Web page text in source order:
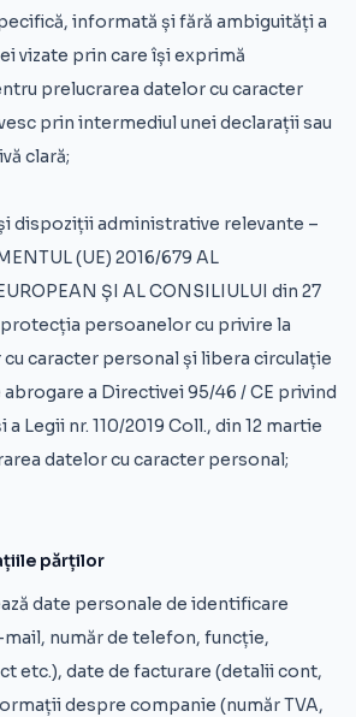
informată și fără ambiguități a
vizate prin care își exprimă
prelucrarea datelor cu caracter
prin intermediul unei declarații sau
clară;
dispoziții administrative relevante –
(UE) 2016/679 AL
ȘI AL CONSILIULUI din 27
persoanelor cu privire la
caracter personal și libera circulație
a Directivei 95/46 / CE privind
Legii nr. 110/2019 Coll., din 12 martie
datelor cu caracter personal;
părților
date personale de identificare
mail, număr de telefon, funcție,
etc.), date de facturare (detalii cont,
despre companie (număr TVA,